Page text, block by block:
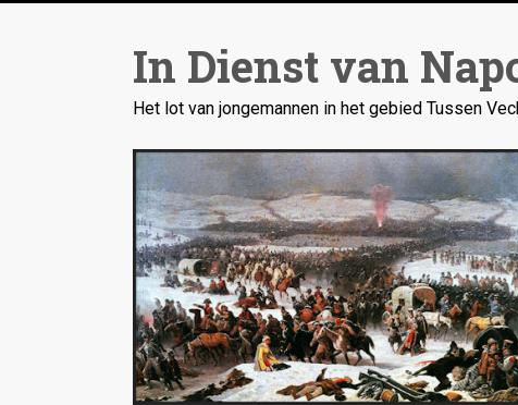
In Dienst van
Het lot van jongemannen in het gebied Tussen